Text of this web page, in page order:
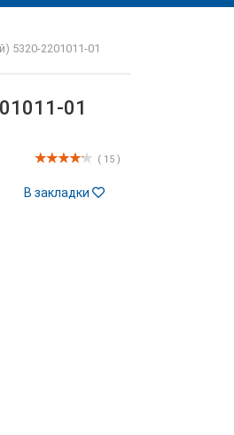
5320-2201011-01
01
( 15 )
В закладки